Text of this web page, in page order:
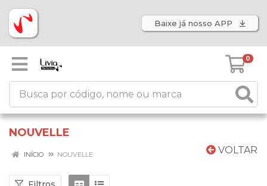
Baixe já nosso APP
0
NOUVELLE
VOLTAR
INÍCIO NOUVELLE